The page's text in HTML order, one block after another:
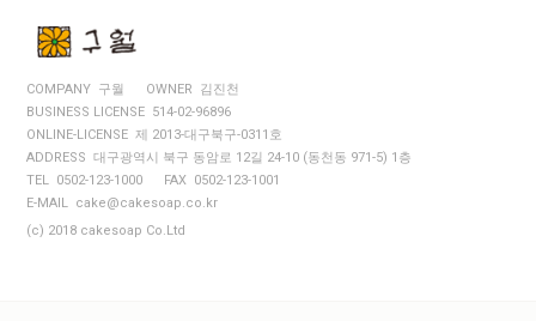
COMPANY 구월
OWNER 김진천
BUSINESS LICENSE 514-02-96896
ONLINE-LICENSE 제 2013-대구북구-0311호
ADDRESS 대구광역시 북구 동암로 12길 24-10 (동천동 971-5) 1층
TEL 0502-123-1000
FAX 0502-123-1001
E-MAIL cake@cakesoap.co.kr
(c) 2018 cakesoap Co.Ltd